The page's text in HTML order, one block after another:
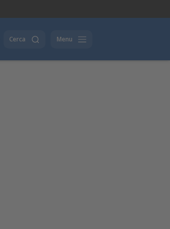
Cerca Menu